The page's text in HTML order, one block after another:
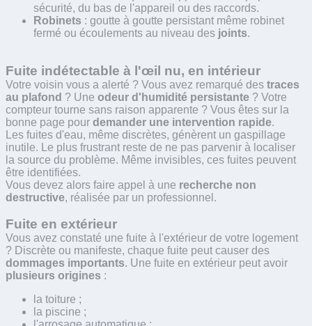
sécurité, du bas de l'appareil ou des raccords.
Robinets : goutte à goutte persistant même robinet
fermé ou écoulements au niveau des joints.
Fuite indétectable à l'œil nu, en intérieur
Votre voisin vous a alerté ? Vous avez remarqué des traces
au plafond ? Une odeur d'humidité persistante ? Votre
compteur tourne sans raison apparente ? Vous êtes sur la
bonne page pour demander une intervention rapide.
Les fuites d'eau, même discrètes, génèrent un gaspillage
inutile. Le plus frustrant reste de ne pas parvenir à localiser
la source du problème. Même invisibles, ces fuites peuvent
être identifiées.
Vous devez alors faire appel à une recherche non
destructive, réalisée par un professionnel.
Fuite en extérieur
Vous avez constaté une fuite à l'extérieur de votre logement
? Discrète ou manifeste, chaque fuite peut causer des
dommages importants. Une fuite en extérieur peut avoir
plusieurs origines :
la toiture ;
la piscine ;